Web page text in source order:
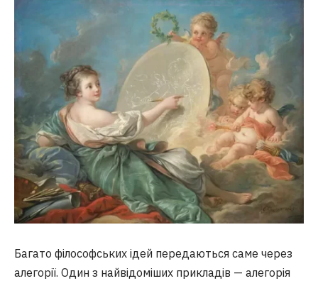
Багато філософських ідей передаються саме через
алегорії. Один з найвідоміших прикладів — алегорія